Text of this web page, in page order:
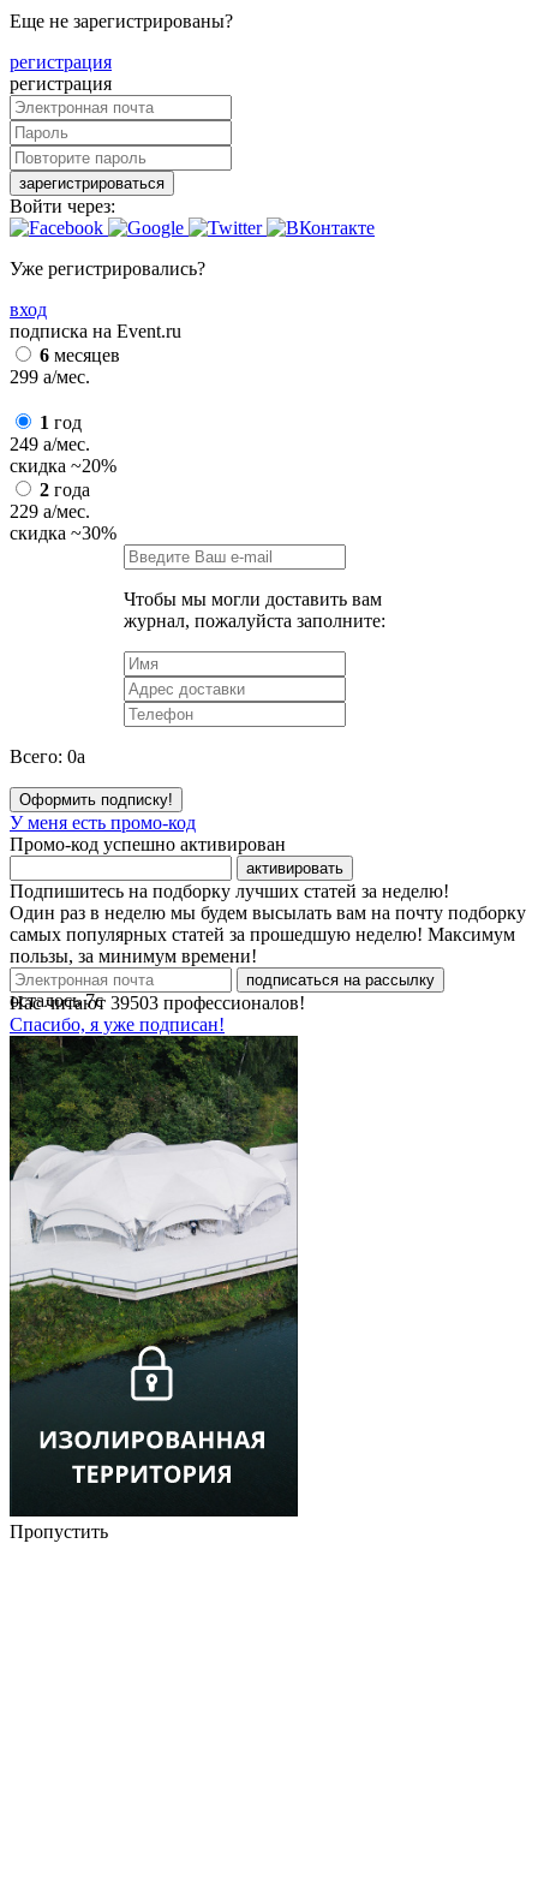
Еще не зарегистрированы?
регистрация
регистрация
зарегистрироваться
Войти через:
Уже регистрировались?
вход
подписка на Event.ru
6 месяцев
299 a/мес.
1 год
249 a/мес.
скидка ~20%
2 года
229 a/мес.
скидка ~30%
Чтобы мы могли доставить вам
журнал, пожалуйста заполните:
Всего: 0a
Оформить подписку!
У меня есть промо-код
Промо-код успешно активирован
активировать
Подпишитесь на подборку лучших статей за неделю!
Один раз в неделю мы будем высылать вам на почту подборку
самых популярных статей за прошедшую неделю! Максимум
пользы, за минимум времени!
подписаться на рассылку
Нас читают 39503 профессионалов!
Спасибо, я уже подписан!
осталось7с
Пропустить